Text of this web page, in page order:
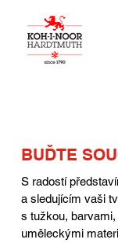
BUĎTE
S radostí
a sledujícím vaši
s tužkou,
uměleckými